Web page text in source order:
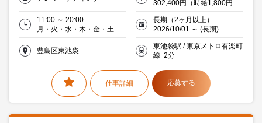
20代活躍中 30代活躍中 ミドル(40代)活躍中 派遣社員就業中
自動車業界
302,400円（時給1,800円×
実働8時間×月21日）※交通
費全額支給（規定あり）
※研修期間1ヶ月間は時給
1,700円 ★★繁忙期(GW・
お盆・年末年始)の会社指定
日には実績に応じた別途加
算・手当支給★★
11:00 ～ 20:00
月・火・水・木・金・土・
日より選択可（月・火は勤
務必須） 週３日／週４日／
長期（2ヶ月以上）
2026/10/01 ～ (長期)
豊島区東池袋
東池袋駅 / 東京メトロ有楽町
線 2分
仕事詳細 応募する